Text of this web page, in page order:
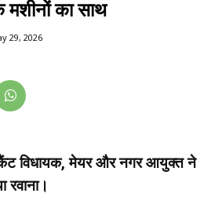
मशीनों का साथ
29, 2026
कैंट विधायक, मेयर और नगर आयुक्त ने
रवाना।